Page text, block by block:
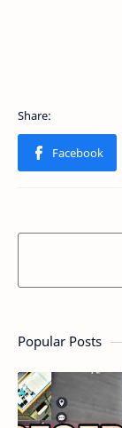
Popular Posts